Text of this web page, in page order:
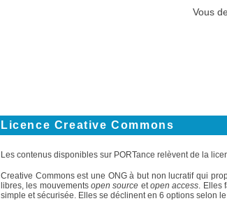
Vous
Licence Creative Commons
Les contenus disponibles sur PORTance relèvent de la
Creative Commons est une ONG à but non lucratif qui
libres, les mouvements open source etopen access. Elles
simple et sécurisée. Elles se déclinent en 6 options selon